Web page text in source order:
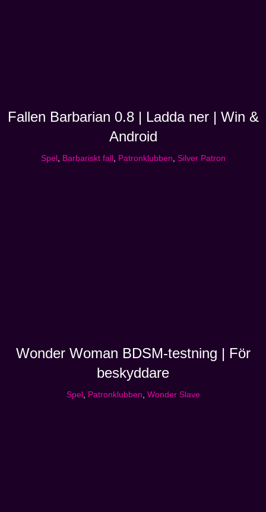
Fallen Barbarian 0.8 | Ladda ner | Win &
Android
Spel, Barbariskt fall, Patronklubben Silver Patron
Wonder Woman BDSM-testning | För
beskyddare
Spel , Patronklubben, Wonder Slave